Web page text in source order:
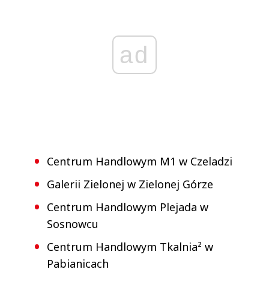
ad
Centrum Handlowym M1 w Czeladzi
Galerii Zielonej w Zielonej Górze
Centrum Handlowym Plejada w
Sosnowcu
Centrum Handlowym Tkalnia² w
Pabianicach